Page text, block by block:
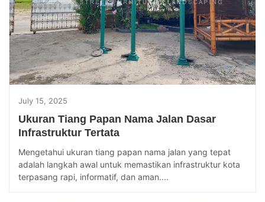
July 15, 2025
Ukuran Tiang Papan Nama Jalan Dasar
Infrastruktur Tertata
Mengetahui ukuran tiang papan nama jalan yang tepat
adalah langkah awal untuk memastikan infrastruktur kota
terpasang rapi, informatif, dan aman....